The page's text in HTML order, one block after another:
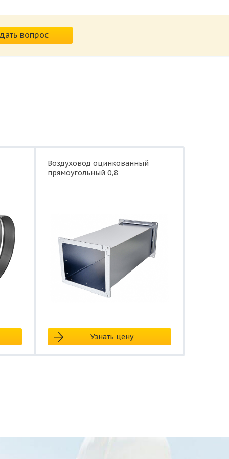
вопрос
Воздуховод оцинкованный
прямоугольный 0,8
Узнать цену